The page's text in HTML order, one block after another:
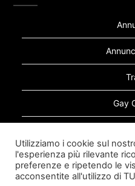
Gay
Sugar
Utilizziamo i cookie sul
l'esperienza più rilevante
preferenze e ripetendo le
acconsentite all'utilizzo di